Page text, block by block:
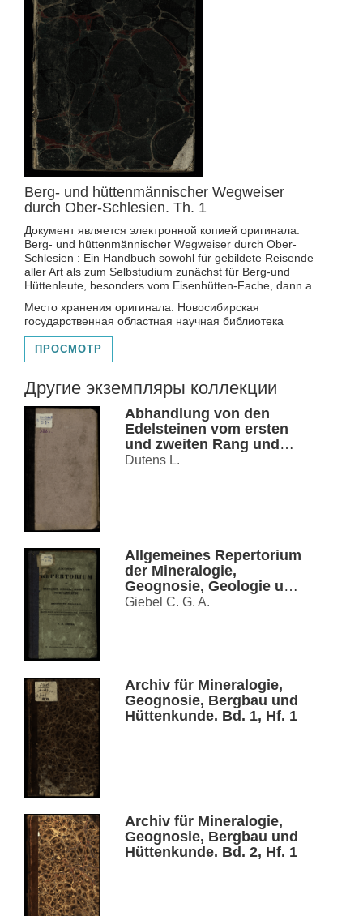
Berg- und hüttenmännischer Wegweiser
durch Ober-Schlesien. Th. 1
Документ является электронной копией оригинала:
Berg- und hüttenmännischer Wegweiser durch Ober-
Schlesien : Ein Handbuch sowohl für gebildete Reisende
aller Art als zum Selbstudium zunächst für Berg-und
Hüttenleute, besonders vom Eisenhütten-Fache, dann a
Место хранения оригинала: Новосибирская
государственная областная научная библиотека
ПРОСМОТР
Другие экземпляры коллекции
Abhandlung von den
Edelsteinen vom ersten
und zweiten Rang und
von den Mitteln, sie zu
Dutens L.
Allgemeines Repertorium
der Mineralogie,
Geognosie, Geologie und
Petrefaktenkunde
Giebel C. G. A.
Archiv für Mineralogie,
Geognosie, Bergbau und
Hüttenkunde. Bd. 1, Hf. 1
Archiv für Mineralogie,
Geognosie, Bergbau und
Hüttenkunde. Bd. 2, Hf. 1